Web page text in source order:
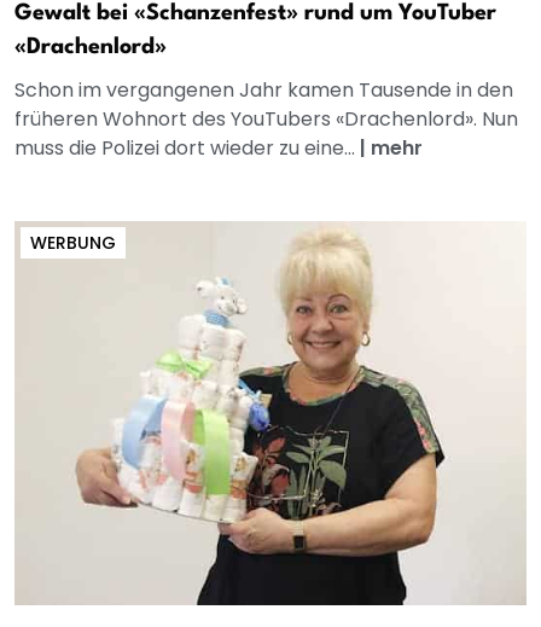
Gewalt bei «Schanzenfest» rund um YouTuber
«Drachenlord»
Schon im vergangenen Jahr kamen Tausende in den
früheren Wohnort des YouTubers «Drachenlord». Nun
muss die Polizei dort wieder zu eine... | mehr
WERBUNG